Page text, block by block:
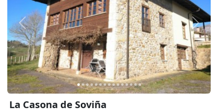
Anterior
La Casona de Soviña